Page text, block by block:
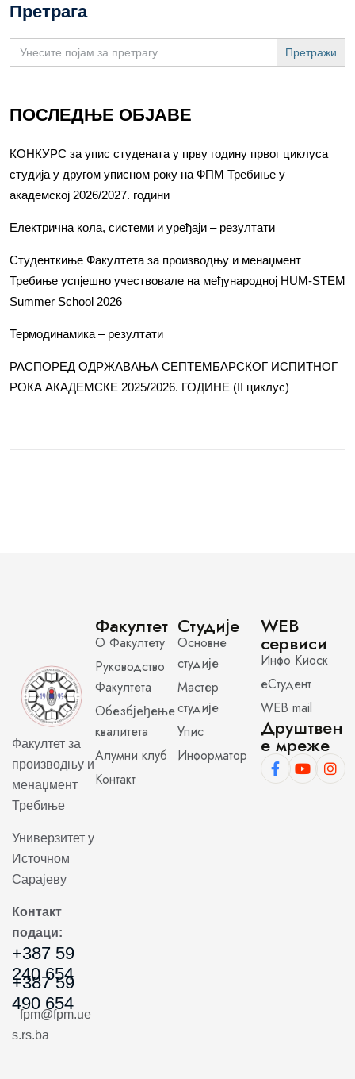
Претрага
Search
for:
ПОСЛЕДЊЕ ОБЈАВЕ
КОНКУРС за упис студената у прву годину првог циклуса
студија у другом уписном року на ФПМ Требиње у
академској 2026/2027. години
Електрична кола, системи и уређаји – резултати
Студенткиње Факултета за производњу и менаџмент
Требиње успјешно учествовале на међународној HUM-STEM
Summer School 2026
Термодинамика – резултати
РАСПОРЕД ОДРЖАВАЊА СЕПТЕМБАРСКОГ ИСПИТНОГ
РОКА АКАДЕМСКЕ 2025/2026. ГОДИНЕ (II циклус)
Факултет за
производњу и
менаџмент
Требиње
Универзитет у
Источном
Сарајеву
Контакт
подаци:
+387 59
240 654
+387 59
490 654
fpm@fpm.ue
s.rs.ba
Факултет
О Факултету
Руководство
Факултета
Обезбјеђење
квалитета
Алумни клуб
Контакт
Студије
Основне
студије
Мастер
студије
Упис
Информатор
WEB
сервиси
Инфо Киоск
еСтудент
WEB mail
Друштвен
е мреже